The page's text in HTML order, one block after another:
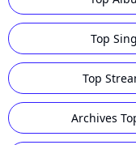
Top
Top
Archives